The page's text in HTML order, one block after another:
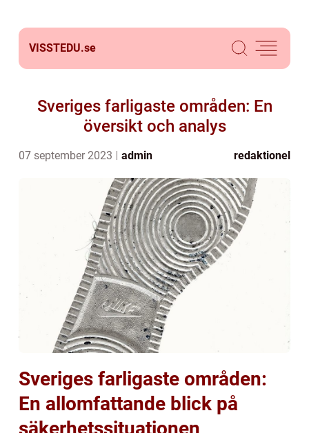
VISSTEDU.se
Sveriges farligaste områden: En
översikt och analys
07 september 2023 admin redaktionel
Sveriges farligaste områden:
En allomfattande blick på